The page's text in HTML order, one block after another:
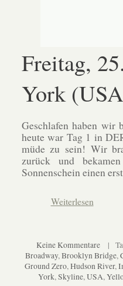
Freitag,
York
Geschlafen haben
heute war Tag 1 in
müde zu sein! Wir
zurück und
Sonnenschein einen
Weiterlesen
Keine Kommentare|
Broadway,Brooklyn Bridge,
Ground Zero,Hudson River,
York,Skyline,USA,